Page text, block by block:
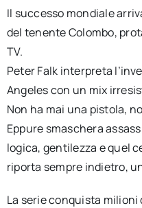
Il successo mondiale
del tenente Colombo,
TV.
Peter Falk interpreta
Angeles con un mix
Non ha mai una pistola,
Eppure smaschera
logica, gentilezza e quel
riporta sempre indietro,
La serie conquista